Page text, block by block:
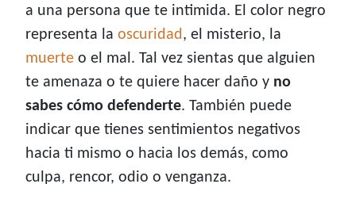
a una persona que te intimida. El color negro
representa la oscuridad, el misterio, la
muerte o el mal. Tal vez sientas que alguien
te amenaza o te quiere hacer daño y no
sabes cómo defenderte. También puede
indicar que tienes sentimientos negativos
hacia ti mismo o hacia los demás, como
culpa, rencor, odio o venganza.